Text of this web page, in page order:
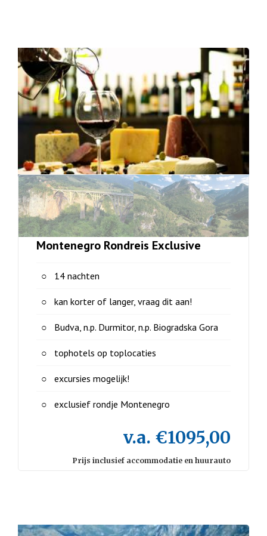
Montenegro Rondreis Exclusive
14 nachten
kan korter of langer, vraag dit aan!
Budva, n.p. Durmitor, n.p. Biogradska Gora
tophotels op toplocaties
excursies mogelijk!
exclusief rondje Montenegro
v.a. €1095,00
Prijs inclusief accommodatie en huurauto